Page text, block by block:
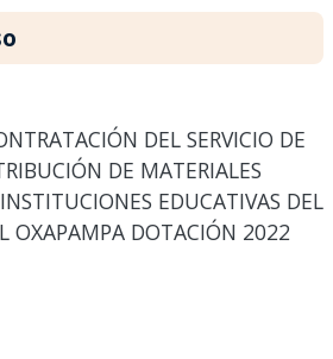
DEL SERVICIO DE
DE MATERIALES
EDUCATIVAS DEL
OXAPAMPA DOTACIÓN 2022